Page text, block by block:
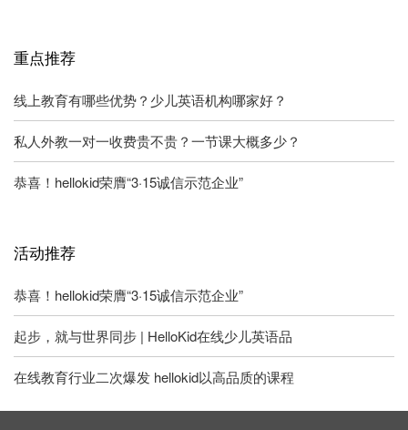
重点推荐
线上教育有哪些优势？少儿英语机构哪家好？
私人外教一对一收费贵不贵？一节课大概多少？
恭喜！hellokid荣膺“3·15诚信示范企业”
活动推荐
恭喜！hellokid荣膺“3·15诚信示范企业”
起步，就与世界同步 | HelloKid在线少儿英语品
在线教育行业二次爆发 hellokid以高品质的课程